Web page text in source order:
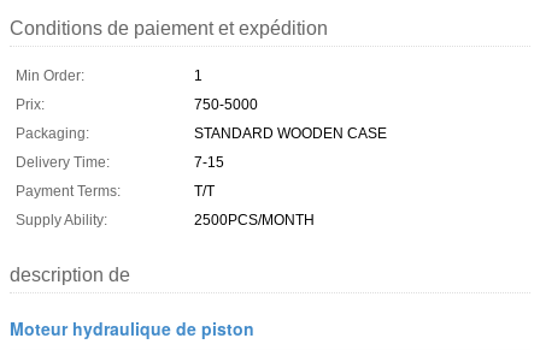
Conditions de paiement et expédition
Min Order:
1
Prix:
750-5000
Packaging:
STANDARD WOODEN CASE
Delivery Time:
7-15
Payment Terms:
T/T
Supply Ability:
2500PCS/MONTH
description de
Moteur hydraulique de piston